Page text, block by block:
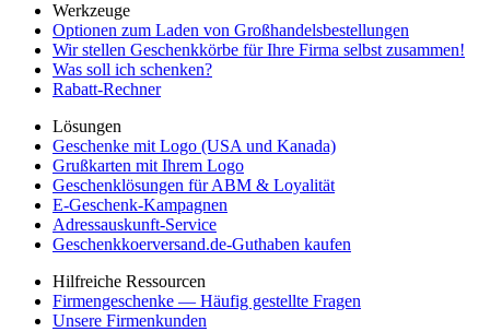
Werkzeuge
Optionen zum Laden von Großhandelsbestellungen
Wir stellen Geschenkkörbe für Ihre Firma selbst zusammen!
Was soll ich schenken?
Rabatt-Rechner
Lösungen
Geschenke mit Logo (USA und Kanada)
Grußkarten mit Ihrem Logo
Geschenklösungen für ABM & Loyalität
E-Geschenk-Kampagnen
Adressauskunft-Service
Geschenkkoerversand.de-Guthaben kaufen
Hilfreiche Ressourcen
Firmengeschenke — Häufig gestellte Fragen
Unsere Firmenkunden